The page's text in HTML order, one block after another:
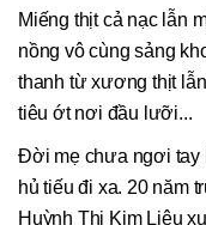
Miếng thịt cả nạc lẫn
nồng vô cùng sảng
thanh từ xương thịt
tiêu ớt nơi đầu lưỡi...
Đời mẹ chưa ngơi tay
hủ tiếu đi xa. 20 năm
Huỳnh Thị Kim Liêu